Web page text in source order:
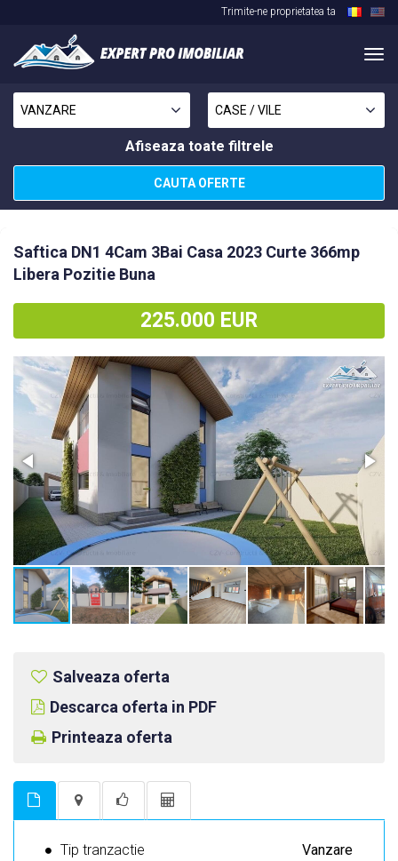
Trimite-ne proprietatea ta
site
VANZARE CASE / VILE
Afiseaza toate filtrele
CAUTA OFERTE
Saftica DN1 4Cam 3Bai Casa 2023 Curte 366mp
Libera Pozitie Buna
225.000 EUR
Salveaza oferta
Descarca oferta in PDF
Printeaza oferta
Tip tranzactie
Vanzare